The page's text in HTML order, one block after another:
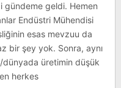
gündeme geldi. Hemen
Endüstri Mühendisi
esas mevzuu da
bir şey yok. Sonra, aynı
üretimin düşük
herkes